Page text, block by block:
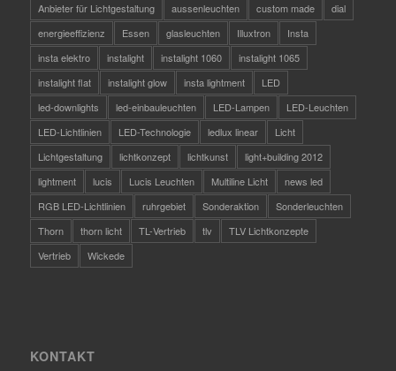
Anbieter für Lichtgestaltung aussenleuchten custom made
dial
energieeffizienz
Essen glasleuchten Illuxtron
Insta
insta elektro
instalight instalight 1060
instalight 1065
instalight flat
instalight glow insta lightment
LED
led-downlights
led-einbauleuchten LED-Lampen
LED-Leuchten
LED-Lichtlinien
LED-Technologie ledlux linear
Licht
Lichtgestaltung
lichtkonzept lichtkunst
light+building 2012
lightment
lucis Lucis Leuchten Multiline Licht
news led
RGB LED-Lichtlinien
ruhrgebiet Sonderaktion
Sonderleuchten
Thorn
thorn licht TL-Vertrieb tlv
TLV Lichtkonzepte
Vertrieb
Wickede
KONTAKT